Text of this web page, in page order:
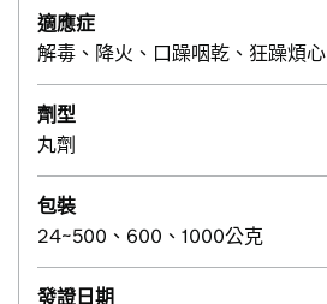
適應症
解毒、降火、口躁咽乾、狂躁煩心
劑型
丸劑
包裝
24~500、600、1000公克
發證日期